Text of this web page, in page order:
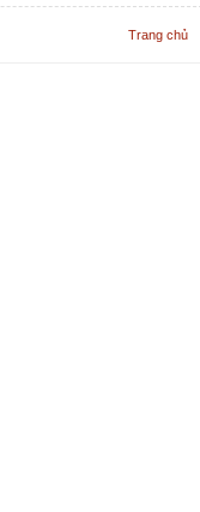
Trang chủ